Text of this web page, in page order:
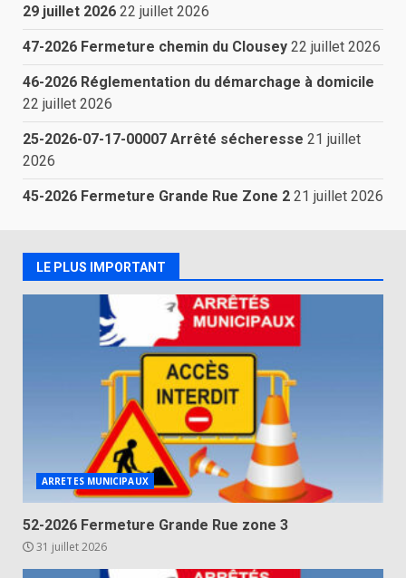
29 juillet 2026 22 juillet 2026
47-2026 Fermeture chemin du Clousey 22 juillet 2026
46-2026 Réglementation du démarchage à domicile
22 juillet 2026
25-2026-07-17-00007 Arrêté sécheresse 21 juillet
2026
45-2026 Fermeture Grande Rue Zone 2 21 juillet 2026
LE PLUS IMPORTANT
ARRETES MUNICIPAUX
52-2026 Fermeture Grande Rue zone 3
31 juillet 2026